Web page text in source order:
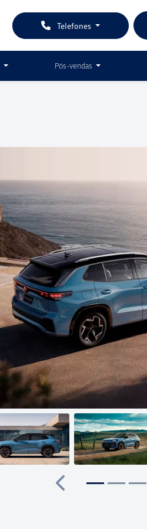
Telefones
Pós-vendas
Anterior